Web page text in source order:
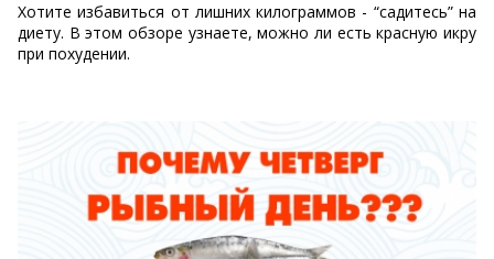
Хотите избавиться от лишних килограммов - “садитесь” на
диету. В этом обзоре узнаете, можно ли есть красную икру
при похудении.